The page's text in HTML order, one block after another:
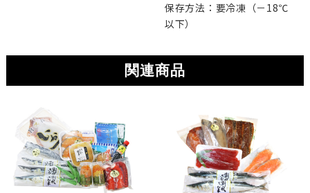
保存方法：要冷凍（－18℃
以下）
関連商品